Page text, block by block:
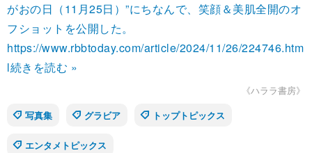
がおの日（11月25日）”にちなんで、笑顔＆美肌全開のオ
フショットを公開した。
https://www.rbbtoday.com/article/2024/11/26/224746.htm
l続きを読む »
《ハララ書房》
写真集
グラビア トップトピックス
エンタメトピックス